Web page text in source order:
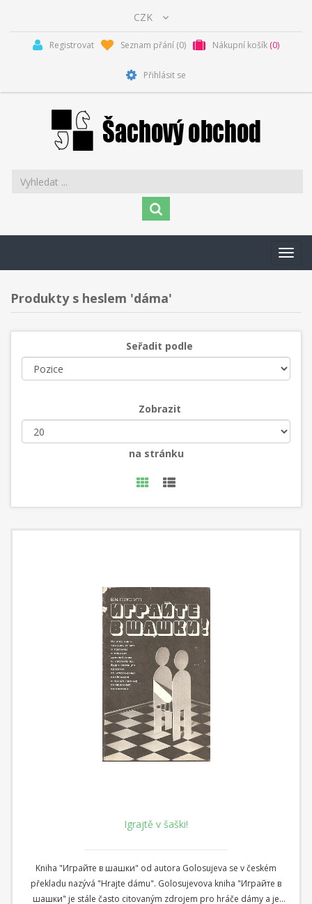
Registrovat Seznam přání (0) Nákupní košík (0)
Přihlásit se
Produkty s heslem 'dáma'
Seřadit podle
Zobrazit
na stránku
Igrajtě v šaški!
Kniha "Играйте в шашки" od autora Golosujeva se v českém
překladu nazývá "Hrajte dámu". Golosujevova kniha "Играйте в
шашки" je stále často citovaným zdrojem pro hráče dámy a je